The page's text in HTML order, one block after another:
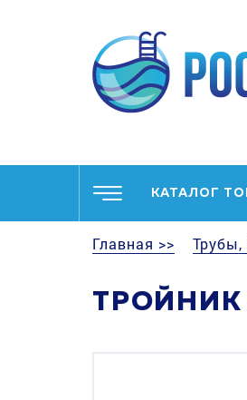
КАТАЛОГ
Главная >> Трубы,
ТРОЙНИК